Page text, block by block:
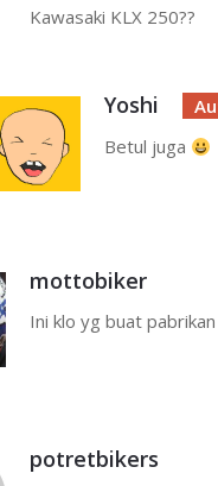
Kawasaki KLX 250??
Yoshi
Betul juga
mottobiker
Ini klo yg buat
potretbikers